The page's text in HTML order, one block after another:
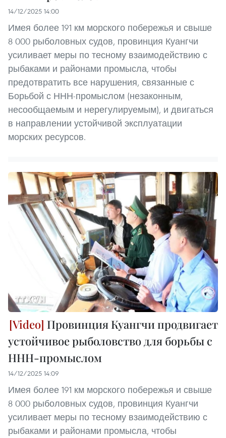
14/12/2025 14:00
Имея более 191 км морского побережья и свыше
8 000 рыболовных судов, провинция Куангчи
усиливает меры по тесному взаимодействию с
рыбаками и районами промысла, чтобы
предотвратить все нарушения, связанные с
Борьбой с ННН-промыслом (незаконным,
несообщаемым и нерегулируемым), и двигаться
в направлении устойчивой эксплуатации
морских ресурсов.
Провинция Куангчи продвигает
устойчивое рыболовство для борьбы с
ННН-промыслом
14/12/2025 14:09
Имея более 191 км морского побережья и свыше
8 000 рыболовных судов, провинция Куангчи
усиливает меры по тесному взаимодействию с
рыбаками и районами промысла, чтобы